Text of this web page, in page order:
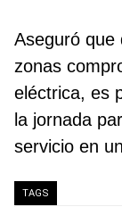
Aseguró que
zonas
eléctrica, es
la jornada
servicio en
TAGS